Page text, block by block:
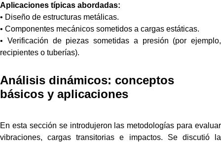
Aplicaciones típicas abordadas:
• Diseño de estructuras metálicas.
• Componentes mecánicos sometidos a cargas estáticas.
• Verificación de piezas sometidas a presión (por ejemplo,
recipientes o tuberías).
Análisis dinámicos: conceptos
básicos y aplicaciones
En esta sección se introdujeron las metodologías para evaluar
vibraciones, cargas transitorias e impactos. Se discutió la